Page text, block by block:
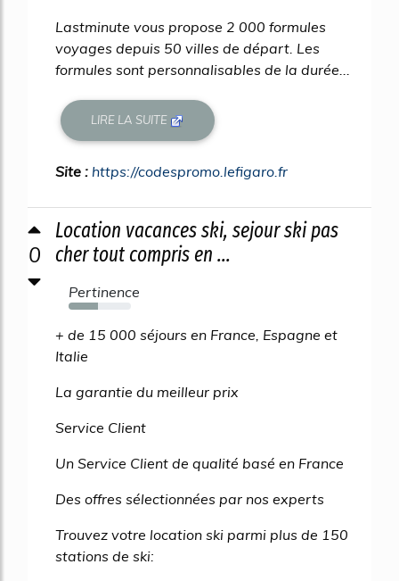
Lastminute vous propose 2 000 formules
voyages depuis 50 villes de départ. Les
formules sont personnalisables de la durée...
LIRE LA SUITE
Site : https://codespromo.lefigaro.fr
0
Location vacances ski, sejour ski pas
cher tout compris en ...
Pertinence
47%
+ de 15 000 séjours en France, Espagne et
Italie
La garantie du meilleur prix
Service Client
Un Service Client de qualité basé en France
Des offres sélectionnées par nos experts
Trouvez votre location ski parmi plus de 150
stations de ski: